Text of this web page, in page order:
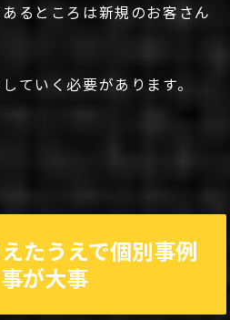
るところは新規のお客さん
ていく必要があります。
たうえで個別事例
が大事